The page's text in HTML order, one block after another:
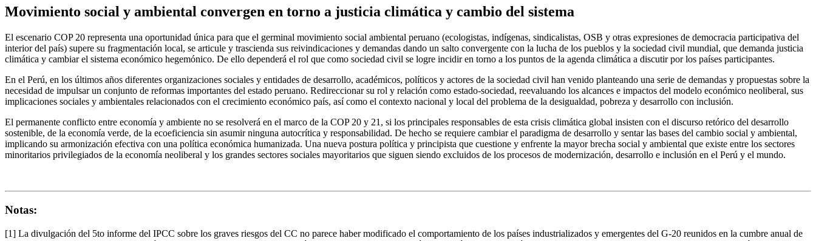
Movimiento social y ambiental convergen en torno a justicia climática y cambio del sistema
El escenario COP 20 representa una oportunidad única para que el germinal movimiento social ambiental peruano (ecologistas, indígenas, sindicalistas, OSB y otras expresiones de democracia participativa del
interior del país) supere su fragmentación local, se articule y trascienda sus reivindicaciones y demandas dando un salto convergente con la lucha de los pueblos y la sociedad civil mundial, que demanda justicia
climática y cambiar el sistema económico hegemónico. De ello dependerá el rol que como sociedad civil se logre incidir en torno a los puntos de la agenda climática a discutir por los países participantes.
En el Perú, en los últimos años diferentes organizaciones sociales y entidades de desarrollo, académicos, políticos y actores de la sociedad civil han venido planteando una serie de demandas y propuestas sobre la
necesidad de impulsar un conjunto de reformas importantes del estado peruano. Redireccionar su rol y relación como estado-sociedad, reevaluando los alcances e impactos del modelo económico neoliberal, sus
implicaciones sociales y ambientales relacionados con el crecimiento económico país, así como el contexto nacional y local del problema de la desigualdad, pobreza y desarrollo con inclusión.
El permanente conflicto entre economía y ambiente no se resolverá en el marco de la COP 20 y 21, si los principales responsables de esta crisis climática global insisten con el discurso retórico del desarrollo
sostenible, de la economía verde, de la ecoeficiencia sin asumir ninguna autocrítica y responsabilidad. De hecho se requiere cambiar el paradigma de desarrollo y sentar las bases del cambio social y ambiental,
implicando su armonización efectiva con una política económica humanizada. Una nueva postura política y principista que cuestione y enfrente la mayor brecha social y ambiental que existe entre los sectores
minoritarios privilegiados de la economía neoliberal y los grandes sectores sociales mayoritarios que siguen siendo excluidos de los procesos de modernización, desarrollo e inclusión en el Perú y el mundo.
Notas:
[1] La divulgación del 5to informe del IPCC sobre los graves riesgos del CC no parece haber modificado el comportamiento de los países industrializados y emergentes del G-20 reunidos en la cumbre anual de